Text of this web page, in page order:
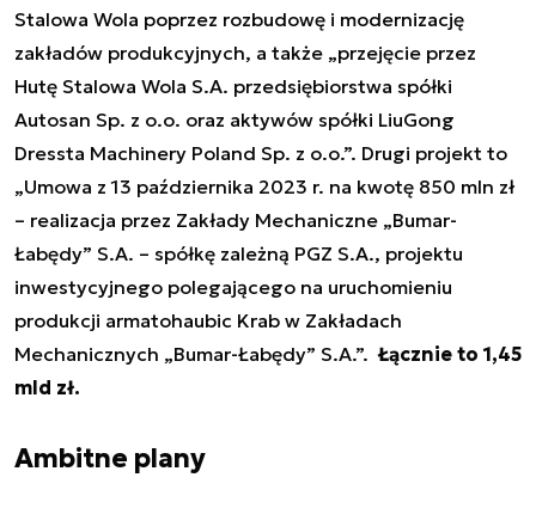
Stalowa Wola poprzez rozbudowę i modernizację
zakładów produkcyjnych, a także „przejęcie przez
Hutę Stalowa Wola S.A. przedsiębiorstwa spółki
Autosan Sp. z o.o. oraz aktywów spółki LiuGong
Dressta Machinery Poland Sp. z o.o.”. Drugi projekt to
„Umowa z 13 października 2023 r. na kwotę 850 mln zł
– realizacja przez Zakłady Mechaniczne „Bumar-
Łabędy” S.A. – spółkę zależną PGZ S.A., projektu
inwestycyjnego polegającego na uruchomieniu
produkcji armatohaubic Krab w Zakładach
Mechanicznych „Bumar-Łabędy” S.A.”.Łącznie to 1,45
mld zł.
Ambitne plany